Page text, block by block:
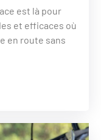
est là pour
et efficaces où
en route sans